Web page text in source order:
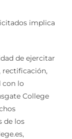
implica
de ejercitar
rectificación,
con lo
College
de los